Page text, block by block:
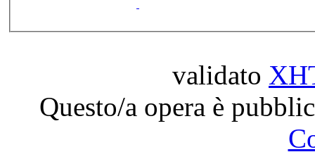
validato
Questo/a opera è